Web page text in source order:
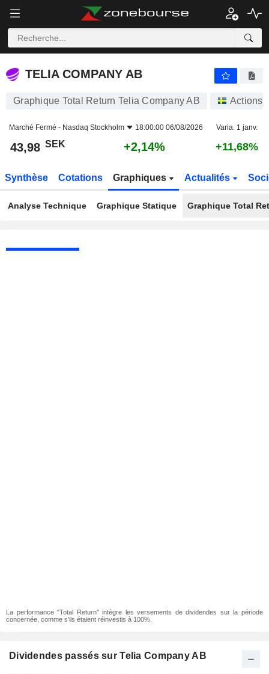
TELIA COMPANY AB
TELIA COMPANY AB
Graphique Total Return Telia Company AB Actions
Marché Fermé - Nasdaq Stockholm 18:00:00 06/08/2026 Varia. 1 janv.
43,98 SEK +2,14% +11,68%
Synthèse Cotations Graphiques Actualités
Analyse Technique Graphique Statique Graphique Total
La performance "Total Return" intègre les versements de dividendes sur la période
concernée, comme s'ils étaient réinvestis à 100%.
Dividendes passés sur Telia Company AB